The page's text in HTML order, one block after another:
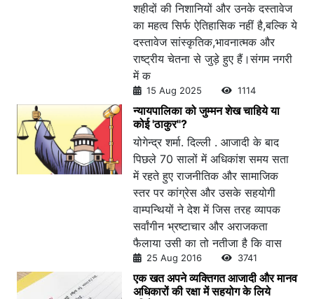
शहीदों की निशानियों और उनके दस्तावेज
का महत्व सिर्फ ऐतिहासिक नहीं है,बल्कि ये
दस्तावेज सांस्कृतिक,भावनात्मक और
राष्ट्रीय चेतना से जुड़े हुए हैं।संगम नगरी
में क
15 Aug 2025 1114
न्यायपालिका को जुम्मन शेख चाहिये या
कोई 'ठाकुर"?
योगेन्द्र शर्मा. दिल्ली . आजादी के बाद
पिछले 70 सालों में अधिकांश समय सता
में रहते हुए राजनीतिक और सामाजिक
स्तर पर कांग्रेस और उसके सहयोगी
वाम्पन्थियों ने देश में जिस तरह व्यापक
सर्वांगीन भ्रष्टाचार और अराजकता
फैलाया उसी का तो नतीजा है कि वास
25 Aug 2016 3741
एक खत अपने व्यक्तिगत आजादी और मानव
अधिकारों की रक्षा में सहयोग के लिये